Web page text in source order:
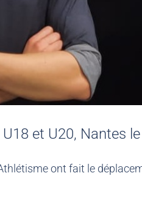
et U20, Nantes
ont fait le